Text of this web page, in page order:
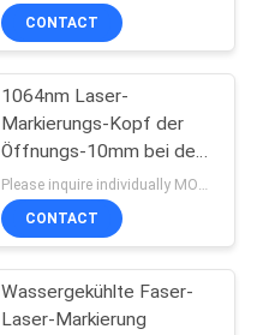
CONTACT
1064nm Laser-
Markierungs-Kopf der
Öffnungs-10mm bei der
Laser-Verarbeitung
CONTACT
Wassergekühlte Faser-
Laser-Markierung